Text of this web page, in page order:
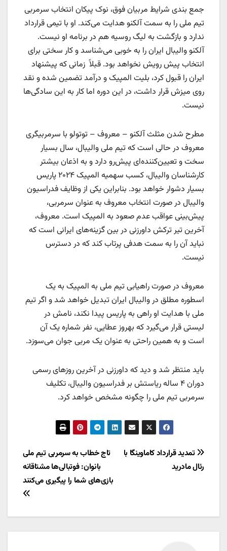
جمع بندی شرایط مربیان فوق، نوک پیکان انتخاب سرمربی
تیم ملی را به سمت آلکنو هدایت می‌کند. او با تیمی قرارداد
ندارد و بازگشت به لیگ روسیه هم در برنامه او نیست.
آلکنو والیبال ایران را به خوبی می‌شناسد و کار سختی برای
انتخاب پیش رویش نخواهد بود. قبلاً زمانی که پیشنهاد
ایران را قبول کرد، بلیت المپیک و درآمد تضمین شده و نقد
روی میزش قرار داشت، در این دوره اما کار به این سادگی‌ها
نیست.
مطرح شدن مثلث آلکنو – معروف – توتولو با سرمربیگری
معروف در حالی است که تیم ملی والیبال، سال بسیار
سخت و تعیین‌کننده‌ای پیش‌رو دارد و به اذعان بیشتر
کارشناسان والیبال، کسب سهمیه المپیک ۲۰۲۴ پاریس
بسیار دشوار خواهد بود. بنابراین یکی از وظایف فدراسیون
والیبال در صورت انتخاب معروف به عنوان سرمربی،‌
پیش‌بینی عواقب عدم صعود به المپیک است. معروف،
آخرین تیر ترکش داورزنی در بین گزینه‌های ایرانی است که
نباید آن را به سمت هدفی پرتاب کند که در دسترس
نیست.
معروف در صورت راهیابی تیم ملی به المپیک به یک
اسطوره مطلق در والیبال ایران تبدیل خواهد شد و اگر تیم
ملی با هدایت او راهی به پاریس پیدا نکند، نامش در
لیستی قرار می‌گیرد که بهروز عطایی، نفر شماره یک آن
است و به همین راحتی به عنوان یک مربی جوان می‌سوزد.
باید منتظر شد و دید که داورزنی در آخرین روزهای رسمی
دوران ۴ ساله ریاستش بر فدراسیون والیبال،‌ تکلیف
سرمربی تیم ملی را چگونه مشخص خواهد کرد.
راهبری
نوشته
تاج خطاب به سرمربی تیم ملی
بانوان: فوتبالی‌ها مشتاقانه
بازی‌های شما را پیگیری می‌کنند
تمدید قرارداد کاماوینگا با
رئال مادرید